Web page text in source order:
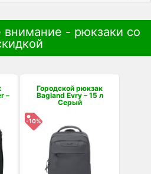
- рюкзаки со
–
Городской рюкзак
Bagland Evry – 15 л
Серый
-10%